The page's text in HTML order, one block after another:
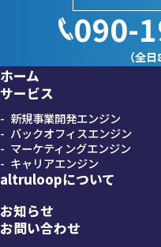
090-
（全
ホーム
サービス
新規事業開発エンジン
バックオフィスエンジン
マーケティングエンジン
キャリアエンジン
altruloopについて
お知らせ
お問い合わせ